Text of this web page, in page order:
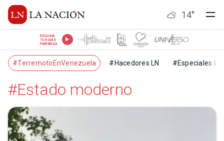
14°
ESCUCHÁ
TU RADIO
PREFERIDA
#TerremotoEnVenezuela #Hacedores LN #Especiales LN
#Estado moderno